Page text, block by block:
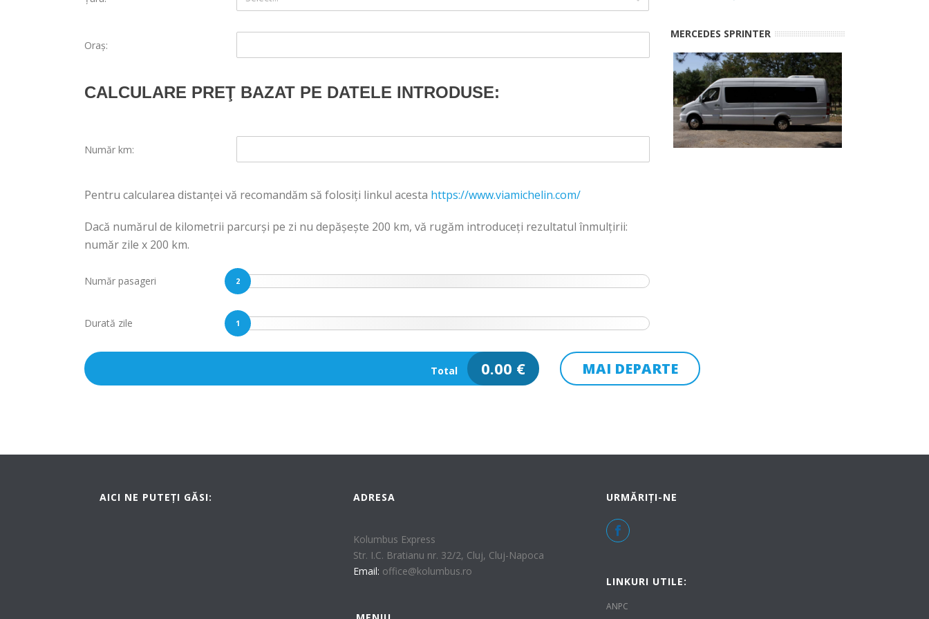
Oraş:
CALCULARE PREŢ BAZAT PE DATELE INTRODUSE:
Număr km:
Pentru calcularea distanţei vă recomandăm să folosiţi linkul acesta https://www.viamichelin.com/
Dacă numărul de kilometrii parcurşi pe zi nu depăşeşte 200 km, vă rugăm introduceți rezultatul înmulțirii:
număr zile x 200 km.
Număr pasageri 2
Durată zile 1
Total 0.00 € MAI DEPARTE
MERCEDES SPRINTER
AICI NE PUTEȚI GĂSI: ADRESA
Kolumbus Express
Str. I.C. Bratianu nr. 32/2, Cluj, Cluj-Napoca
Email: office@kolumbus.ro
URMĂRIȚI-NE
LINKURI UTILE:
ANPC